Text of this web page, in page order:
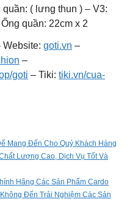
( lưng thun ) – V3:
quần: 22cm x 2
goti.vn –
–
goti – Tiki: tiki.vn/cua-
Mang Đến Cho Quý Khách Hàng
Lượng Cao, Dịch Vụ Tốt Và
Hãng Các Sản Phẩm Cardo
Đến Trải Nghiệm Các Sản